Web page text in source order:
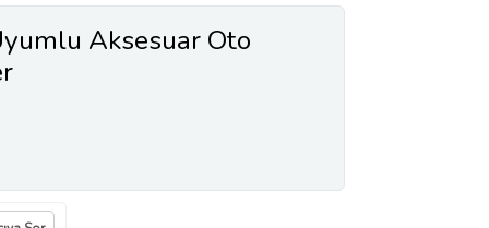
Aksesuar Oto